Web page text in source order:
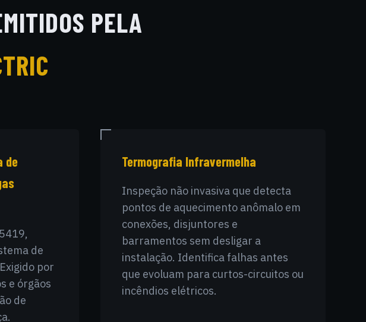
PELA
de
de
por
e órgãos
de
Termografia Infravermelha
Inspeção não invasiva que detecta
pontos de aquecimento anômalo em
conexões, disjuntores e
barramentos sem desligar a
instalação. Identifica falhas antes
que evoluam para curtos-circuitos ou
incêndios elétricos.